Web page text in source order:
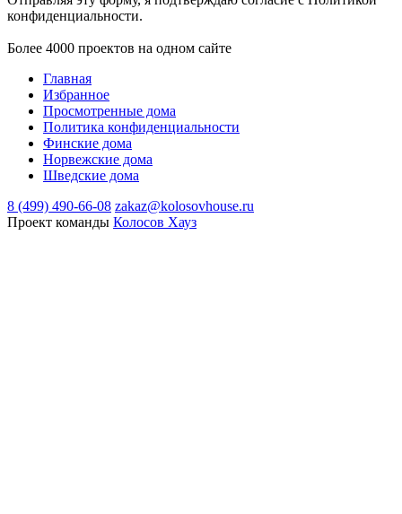
конфиденциальности.
Более 4000 проектов на одном сайте
Главная
Избранное
Просмотренные дома
Политика конфиденциальности
Финские дома
Норвежские дома
Шведские дома
8 (499) 490-66-08 zakaz@kolosovhouse.ru
Проект команды Колосов Хауз